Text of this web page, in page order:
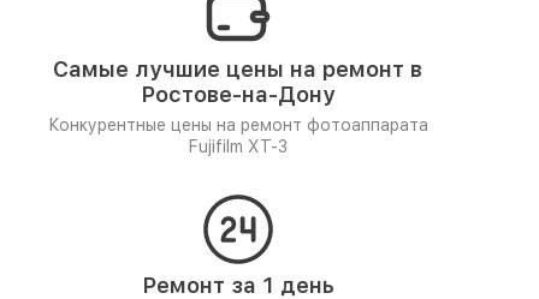
Самые лучшие цены на ремонт в
Ростове-на-Дону
Конкурентные цены на ремонт фотоаппарата
Fujifilm XT-3
Ремонт за 1 день